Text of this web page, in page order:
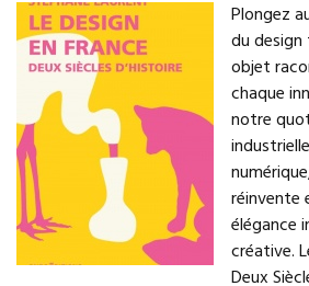
Plongez
du design
objet
chaque
notre
réinvente
élégance
créative.
Deux